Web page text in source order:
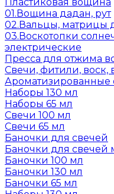
01.Вощина дадан, рут
02.Вальцы, матрицы
03.Воскотопки
электрические
Пресса для отжима
Свечи, фитили, воск,
Ароматизированные
Наборы 130 мл
Наборы 65 мл
Свечи 100 мл
Свечи 65 мл
Баночки для свечей
Баночки для свечей
Баночки 100 мл
Баночки 130 мл
Баночки 65 мл